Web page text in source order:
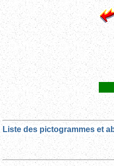
Liste des pictogrammes et